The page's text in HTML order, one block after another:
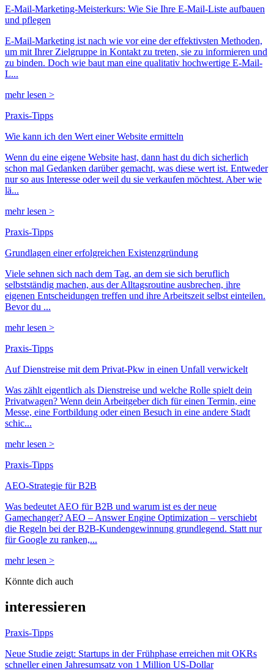
E-Mail-Marketing-Meisterkurs: Wie Sie Ihre E-Mail-Liste aufbauen
und pflegen
E-Mail-Marketing ist nach wie vor eine der effektivsten Methoden,
um mit Ihrer Zielgruppe in Kontakt zu treten, sie zu informieren und
zu binden. Doch wie baut man eine qualitativ hochwertige E-Mail-
L...
mehr lesen >
Praxis-Tipps
Wie kann ich den Wert einer Website ermitteln
Wenn du eine eigene Website hast, dann hast du dich sicherlich
schon mal Gedanken darüber gemacht, was diese wert ist. Entweder
nur so aus Interesse oder weil du sie verkaufen möchtest. Aber wie
lä...
mehr lesen >
Praxis-Tipps
Grundlagen einer erfolgreichen Existenzgründung
Viele sehnen sich nach dem Tag, an dem sie sich beruflich
selbstständig machen, aus der Alltagsroutine ausbrechen, ihre
eigenen Entscheidungen treffen und ihre Arbeitszeit selbst einteilen.
Bevor du ...
mehr lesen >
Praxis-Tipps
Auf Dienstreise mit dem Privat-Pkw in einen Unfall verwickelt
Was zählt eigentlich als Dienstreise und welche Rolle spielt dein
Privatwagen? Wenn dein Arbeitgeber dich für einen Termin, eine
Messe, eine Fortbildung oder einen Besuch in eine andere Stadt
schic...
mehr lesen >
Praxis-Tipps
AEO-Strategie für B2B
Was bedeutet AEO für B2B und warum ist es der neue
Gamechanger? AEO – Answer Engine Optimization – verschiebt
die Regeln bei der B2B-Kundengewinnung grundlegend. Statt nur
für Google zu ranken,...
mehr lesen >
Könnte dich auch
interessieren
Praxis-Tipps
Neue Studie zeigt: Startups in der Frühphase erreichen mit OKRs
schneller einen Jahresumsatz von 1 Million US-Dollar